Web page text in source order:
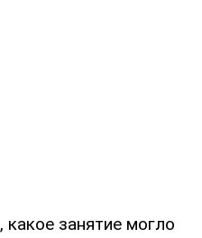
какое занятие могло